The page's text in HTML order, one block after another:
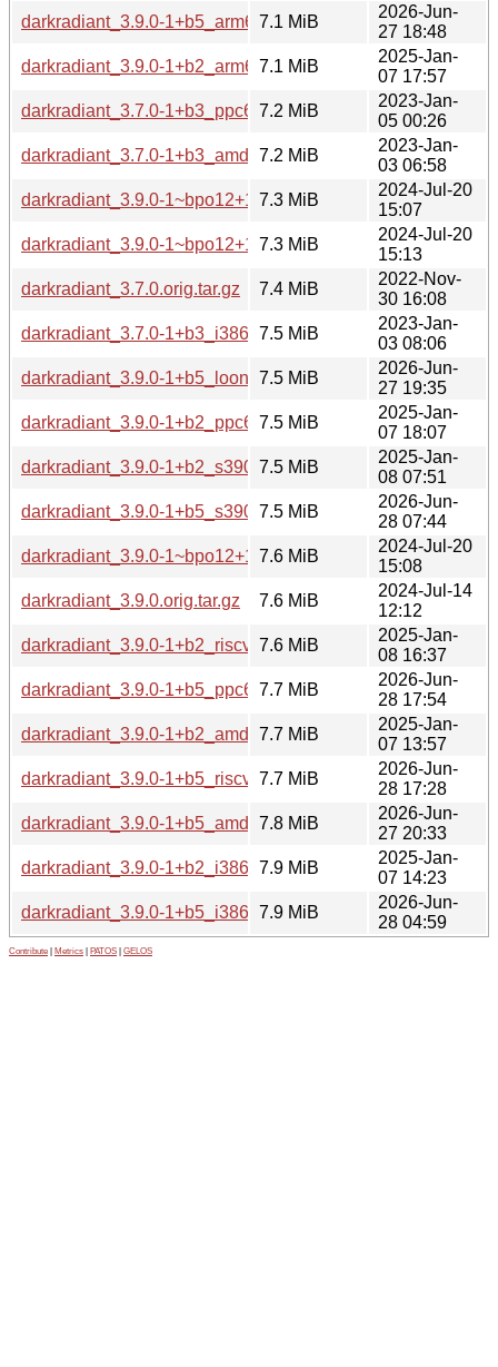
darkradiant_3.9.0-1+b5_arm64.deb
7.1 MiB
2026-Jun-
27 18:48
darkradiant_3.9.0-1+b2_arm64.deb
7.1 MiB
2025-Jan-
07 17:57
darkradiant_3.7.0-1+b3_ppc64el.deb
7.2 MiB
2023-Jan-
05 00:26
darkradiant_3.7.0-1+b3_amd64.deb
7.2 MiB
2023-Jan-
03 06:58
darkradiant_3.9.0-1~bpo12+1_ppc64el.deb
7.3 MiB
2024-Jul-20
15:07
darkradiant_3.9.0-1~bpo12+1_amd64.deb
7.3 MiB
2024-Jul-20
15:13
darkradiant_3.7.0.orig.tar.gz
7.4 MiB
2022-Nov-
30 16:08
darkradiant_3.7.0-1+b3_i386.deb7.5 MiB
2023-Jan-
03 08:06
darkradiant_3.9.0-1+b5_loong64.deb
7.5 MiB
2026-Jun-
27 19:35
darkradiant_3.9.0-1+b2_ppc64el.deb
7.5 MiB
2025-Jan-
07 18:07
darkradiant_3.9.0-1+b2_s390x.deb
7.5 MiB
2025-Jan-
08 07:51
darkradiant_3.9.0-1+b5_s390x.deb
7.5 MiB
2026-Jun-
28 07:44
darkradiant_3.9.0-1~bpo12+1_i386.deb
7.6 MiB
2024-Jul-20
15:08
darkradiant_3.9.0.orig.tar.gz
7.6 MiB
2024-Jul-14
12:12
darkradiant_3.9.0-1+b2_riscv64.deb
7.6 MiB
2025-Jan-
08 16:37
darkradiant_3.9.0-1+b5_ppc64el.deb
7.7 MiB
2026-Jun-
28 17:54
darkradiant_3.9.0-1+b2_amd64.deb
7.7 MiB
2025-Jan-
07 13:57
darkradiant_3.9.0-1+b5_riscv64.deb
7.7 MiB
2026-Jun-
28 17:28
darkradiant_3.9.0-1+b5_amd64.deb
7.8 MiB
2026-Jun-
27 20:33
darkradiant_3.9.0-1+b2_i386.deb7.9 MiB
2025-Jan-
07 14:23
darkradiant_3.9.0-1+b5_i386.deb7.9 MiB
2026-Jun-
28 04:59
Contribute Metrics PATOS GELOS